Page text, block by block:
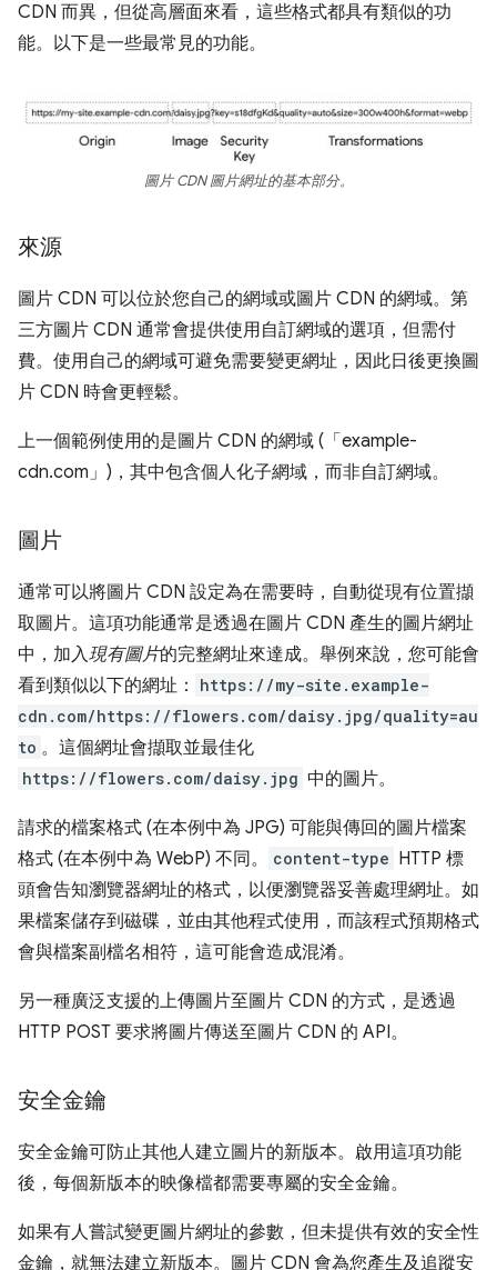
CDN 而異，但從高層面來看，這些格式都具有類似的功
能。以下是一些最常見的功能。
圖片 CDN 圖片網址的基本部分。
來源
圖片 CDN 可以位於您自己的網域或圖片 CDN 的網域。第
三方圖片 CDN 通常會提供使用自訂網域的選項，但需付
費。使用自己的網域可避免需要變更網址，因此日後更換圖
片 CDN 時會更輕鬆。
上一個範例使用的是圖片 CDN 的網域 (「example-
cdn.com」)，其中包含個人化子網域，而非自訂網域。
圖片
通常可以將圖片 CDN 設定為在需要時，自動從現有位置擷
取圖片。這項功能通常是透過在圖片 CDN 產生的圖片網址
中，加入現有圖片的完整網址來達成。舉例來說，您可能會
看到類似以下的網址：
https://my-site.example-
cdn.com/https://flowers.com/daisy.jpg/quality=au
to 。這個網址會擷取並最佳化
https://flowers.com/daisy.jpg 中的圖片。
請求的檔案格式 (在本例中為 JPG) 可能與傳回的圖片檔案
格式 (在本例中為 WebP) 不同。
content-type HTTP 標
頭會告知瀏覽器網址的格式，以便瀏覽器妥善處理網址。如
果檔案儲存到磁碟，並由其他程式使用，而該程式預期格式
會與檔案副檔名相符，這可能會造成混淆。
另一種廣泛支援的上傳圖片至圖片 CDN 的方式，是透過
HTTP POST 要求將圖片傳送至圖片 CDN 的 API。
安全金鑰
安全金鑰可防止其他人建立圖片的新版本。啟用這項功能
後，每個新版本的映像檔都需要專屬的安全金鑰。
如果有人嘗試變更圖片網址的參數，但未提供有效的安全性
金鑰，就無法建立新版本。圖片 CDN 會為您產生及追蹤安